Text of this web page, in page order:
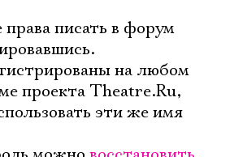
писать в форум
на любом
проекта Theatre.Ru,
эти же имя